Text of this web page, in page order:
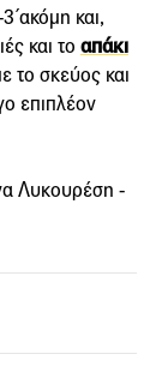
και,
και το απάκι
το σκεύος και
επιπλέον
Λυκουρέση -